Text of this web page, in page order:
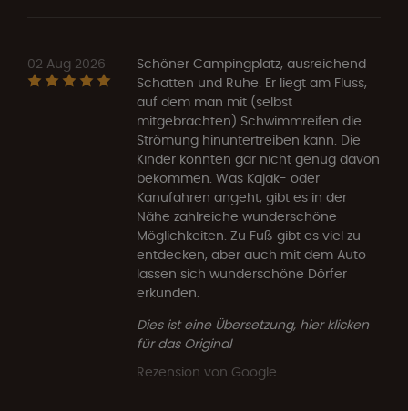
02 Aug 2026
Schöner Campingplatz, ausreichend
Schatten und Ruhe. Er liegt am Fluss,
auf dem man mit (selbst
mitgebrachten) Schwimmreifen die
Strömung hinuntertreiben kann. Die
Kinder konnten gar nicht genug davon
bekommen. Was Kajak- oder
Kanufahren angeht, gibt es in der
Nähe zahlreiche wunderschöne
Möglichkeiten. Zu Fuß gibt es viel zu
entdecken, aber auch mit dem Auto
lassen sich wunderschöne Dörfer
erkunden.
Dies ist eine Übersetzung, hier klicken
für das Original
Rezension von Google